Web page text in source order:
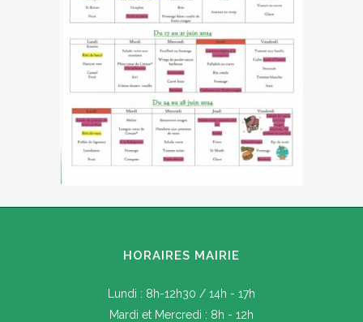
HORAIRES MAIRIE
Lundi : 8h-12h30 / 14h - 17h
Mardi et Mercredi : 8h - 12h